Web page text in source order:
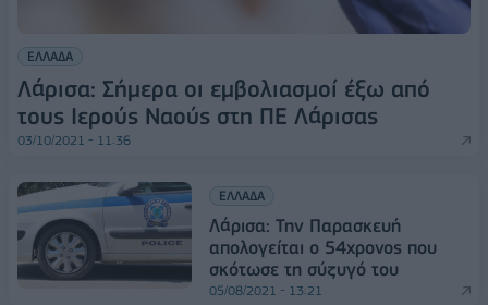
ΕΛΛΑΔΑ
Λάρισα: Σήμερα οι εμβολιασμοί έξω από
τους Ιερούς Ναούς στη ΠΕ Λάρισας
03/10/2021 - 11:36
ΕΛΛΑΔΑ
Λάρισα: Την Παρασκευή
απολογείται ο 54χρονος που
σκότωσε τη σύζυγό του
05/08/2021 - 13:21